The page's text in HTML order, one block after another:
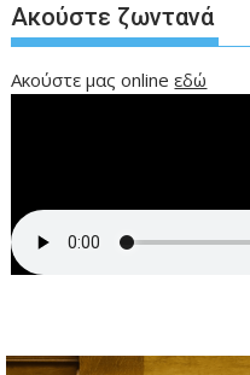
Ακούστε ζωντανά
Ακούστε μας onlineεδώ